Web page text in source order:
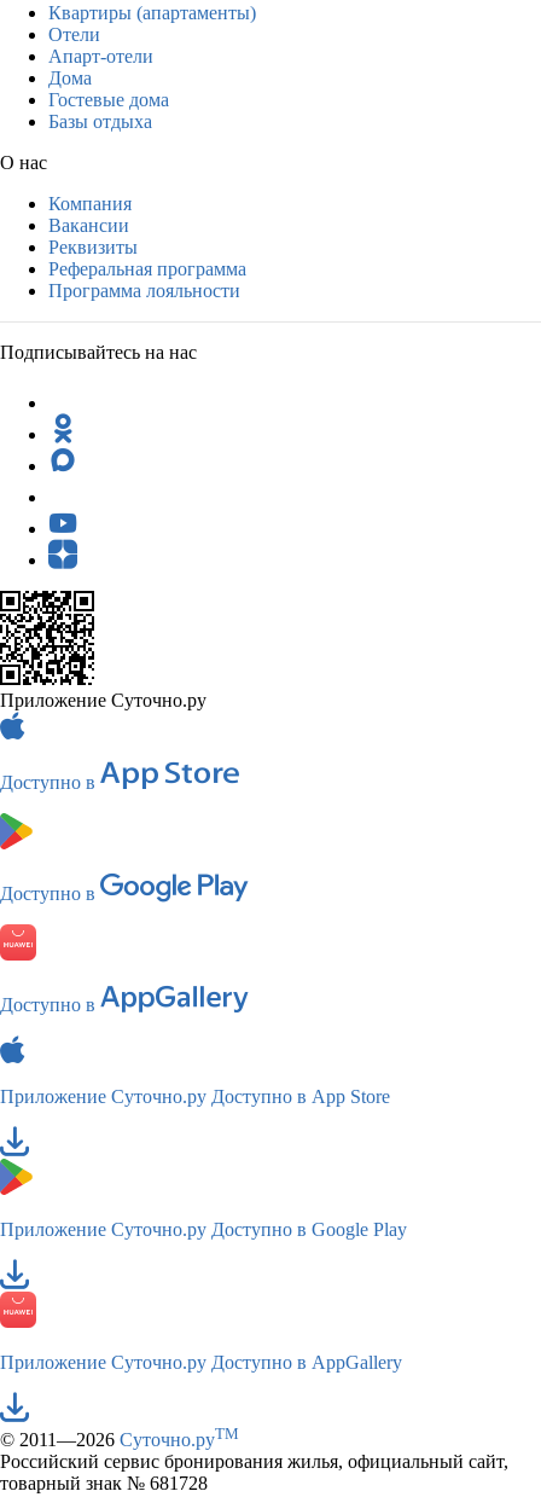
Квартиры (апартаменты)
Отели
Апарт-отели
Дома
Гостевые дома
Базы отдыха
О нас
Компания
Вакансии
Реквизиты
Реферальная программа
Программа лояльности
Подписывайтесь на нас
Приложение Суточно.ру
Доступно в
Доступно в
Доступно в
Приложение Суточно.ру Доступно в App Store
Приложение Суточно.ру Доступно в Google Play
Приложение Суточно.ру Доступно в AppGallery
© 2011—2026 Суточно.руTM
Российский сервис бронирования жилья, официальный сайт,
товарный знак № 681728